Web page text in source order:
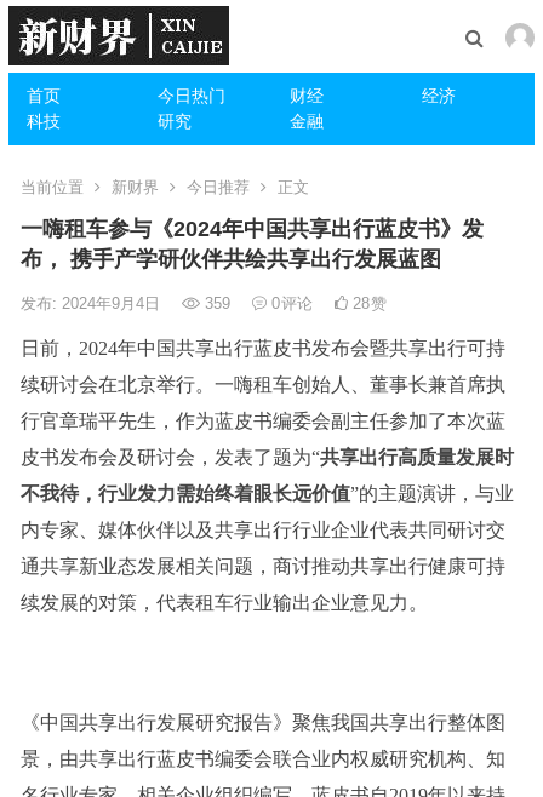
首页 今日热门 财经
经济
科技
研究 金融
当前位置 新财界 今日推荐 正文
一嗨租车参与《2024年中国共享出行蓝皮书》发
布， 携手产学研伙伴共绘共享出行发展蓝图
发布: 2024年9月4日 359 0评论 28赞
日前，2024年中国共享出行蓝皮书发布会暨共享出行可持
续研讨会在北京举行。一嗨租车创始人、董事长兼首席执
行官章瑞平先生，作为蓝皮书编委会副主任参加了本次蓝
皮书发布会及研讨会，发表了题为“共享出行高质量发展时
不我待， 行业发力需始终着眼长远价值”的主题演讲，与业
内专家、媒体伙伴以及共享出行行业企业代表共同研讨交
通共享新业态发展相关问题，商讨推动共享出行健康可持
续发展的对策，代表租车行业输出企业意见力。
《中国共享出行发展研究报告》聚焦我国共享出行整体图
景，由共享出行蓝皮书编委会联合业内权威研究机构、知